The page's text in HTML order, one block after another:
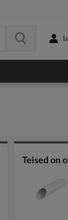
Teised on